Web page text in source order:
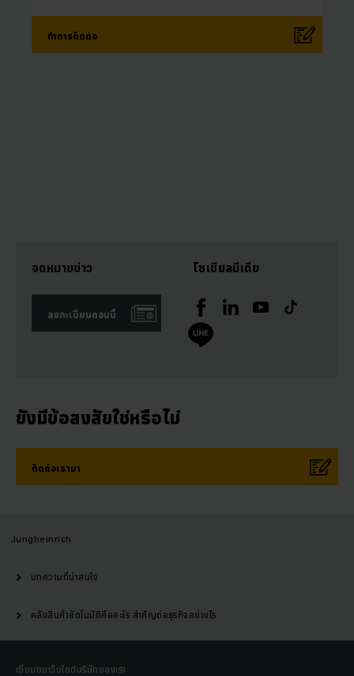
ทำการติดต่อ
จดหมายข่าว
ลงทะเบียนตอนนี้
โซเชียลมีเดีย
ยังมีข้อสงสัยใช่หรือไม่
ติดต่อเรามา
Jungheinrich
บทความที่น่าสนใจ
คลังสินค้าอัตโนมัติคืออะไร สำคัญต่อธุรกิจอย่างไร
เยี่ยมชมเว็บไซต์บริษัทของเรา